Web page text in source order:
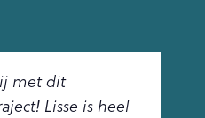
met dit
Lisse is heel